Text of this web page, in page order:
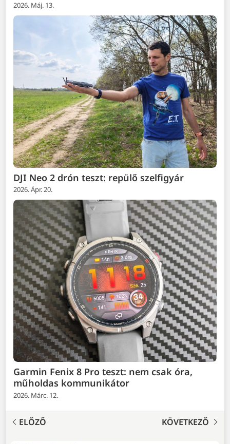
2026. Máj. 13.
DJI Neo 2 drón teszt: repülő szelfigyár
2026. Ápr. 20.
Garmin Fenix 8 Pro teszt: nem csak óra,
műholdas kommunikátor
2026. Márc. 12.
ELŐZŐ KÖVETKEZŐ